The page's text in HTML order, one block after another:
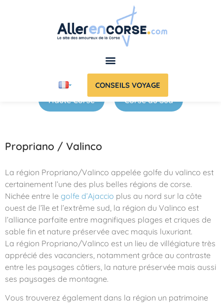
CONSEILS VOYAGE
Haute Corse Corse du Sud
Propriano / Valinco
La région Propriano/Valinco appelée golfe du valinco est
certainement l’une des plus belles régions de corse.
Nichée entre le golfe d’Ajaccio plus au nord sur la côte
ouest de l’île et l’extrême sud, la région du Valinco est
l’alliance parfaite entre magnifiques plages et criques de
sable fin et nature préservée avec maquis luxuriant.
La région Propriano/Valinco est un lieu de villégiature très
apprécié des vacanciers, notamment grâce au contraste
entre les paysages côtiers, la nature préservée mais aussi
ses paysages de montagne.
Vous trouverez également dans la région un patrimoine